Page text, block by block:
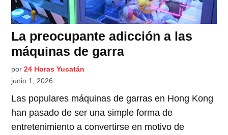
La preocupante adicción a las
máquinas de garra
por 24 Horas Yucatán
junio 1, 2026
Las populares máquinas de garras en Hong Kong
han pasado de ser una simple forma de
entretenimiento a convertirse en motivo de